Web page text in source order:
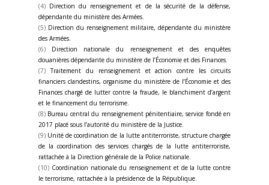
(4) Direction du renseignement et de la sécurité de la défense,
dépendante du ministère des Armées.
(5) Direction du renseignement militaire, dépendante du ministère
des Armées.
(6) Direction nationale du renseignement et des enquêtes
douanières dépendante du ministère de l’Économie et des Finances.
(7) Traitement du renseignement et action contre les circuits
financiers clandestins, organisme du ministère de l’Économie et des
Finances chargé de lutter contre la fraude, le blanchiment d’argent
et le financement du terrorisme.
(8) Bureau central du renseignement pénitentiaire, service fondé en
2017 placé sous l’autorité du ministère de la Justice.
(9) Unité de coordination de la lutte antiterroriste, structure chargée
de la coordination des services chargés de la lutte antiterroriste,
rattachée à la Direction générale de la Police nationale.
(10) Coordination nationale du renseignement et de la lutte contre
le terrorisme, rattachée à la présidence de la République.